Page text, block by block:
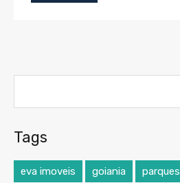
Tags
eva imoveis goiania parques